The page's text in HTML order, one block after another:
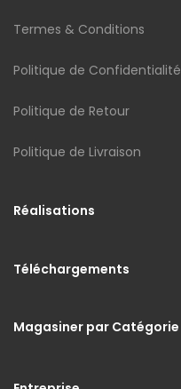
Termes & Conditions
Politique de Confidentialité
Politique de Retour
Politique de Livraison
Réalisations
Téléchargements
Magasiner par Catégorie